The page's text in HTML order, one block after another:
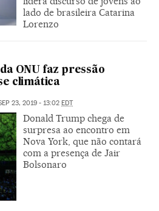
lado de brasileira Catarina
Lorenzo
ONU faz pressão
climática
23, 2019 - 13:02 EDT
Donald Trump chega de
surpresa ao encontro em
Nova York, que não contará
com a presença de Jair
Bolsonaro